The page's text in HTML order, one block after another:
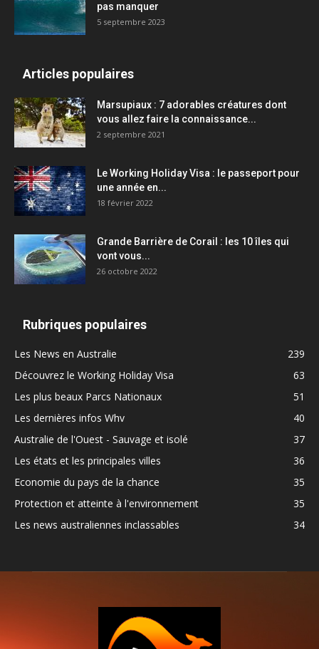
pas manquer
5 septembre 2023
Articles populaires
Marsupiaux : 7 adorables créatures dont
vous allez faire la connaissance...
2 septembre 2021
Le Working Holiday Visa : le passeport pour
une année en...
18 février 2022
Grande Barrière de Corail : les 10 îles qui
vont vous...
26 octobre 2022
Rubriques populaires
Les News en Australie
239
Découvrez le Working Holiday Visa
63
Les plus beaux Parcs Nationaux
51
Les dernières infos Whv
40
Australie de l'Ouest - Sauvage et isolé
37
Les états et les principales villes
36
Economie du pays de la chance
35
Protection et atteinte à l'environnement
35
Les news australiennes inclassables
34